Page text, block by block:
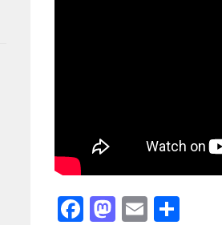
Facebook
Mastodon
Email